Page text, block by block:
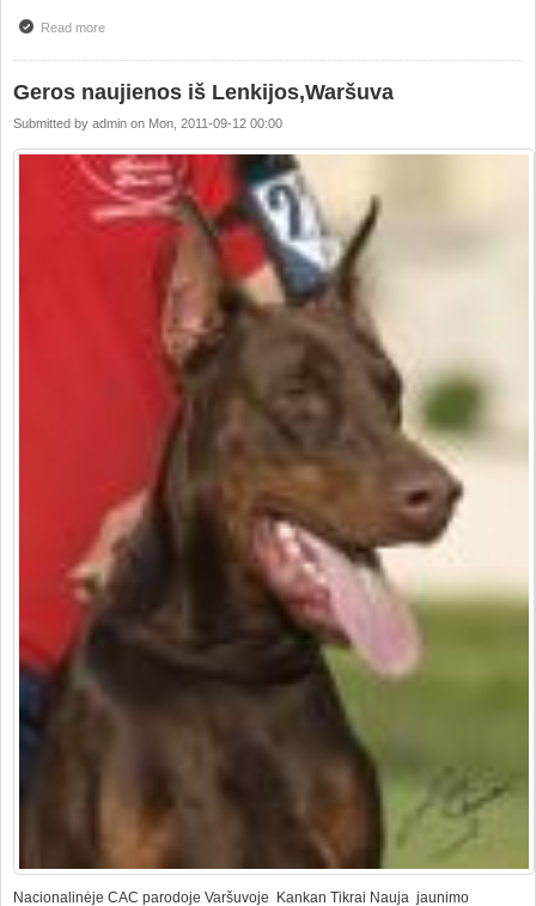
Read moreabout NEW PRESENTATION :WORLD CHAMPIONSHIP(IDC 2011)
Geros naujienos iš Lenkijos,Waršuva
Submitted by admin on Mon, 2011-09-12 00:00
Nacionalinėje CAC parodoje Varšuvoje Kankan Tikrai Nauja jaunimo